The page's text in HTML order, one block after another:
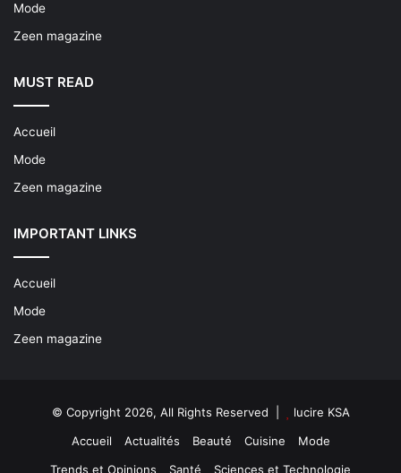
Mode
Zeen magazine
MUST READ
Accueil
Mode
Zeen magazine
IMPORTANT LINKS
Accueil
Mode
Zeen magazine
© Copyright 2026, All Rights Reserved |
lucire KSA
Accueil
Actualités Beauté Cuisine
Mode
Trends et Opinions
Santé Sciences et Technologie